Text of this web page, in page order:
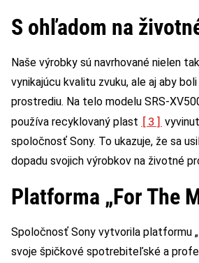
S ohľadom na
Naše výrobky sú navrhované nielen
vynikajúcu kvalitu zvuku, ale aj aby
prostrediu. Na telo modelu SRS-
používa recyklovaný plast [3]
spoločnosť Sony. To ukazuje, že sa
dopadu svojich výrobkov na životné
Platforma „For The
Spoločnosť Sony vytvorila platformu
svoje špičkové spotrebiteľské a